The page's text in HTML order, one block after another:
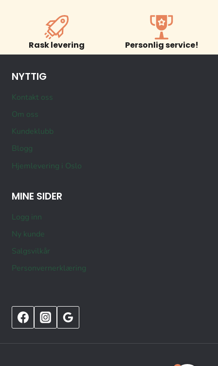
Rask levering Personlig service!
NYTTIG
Kontakt oss
Om oss
Kundeklubb
Blogg
Hjemlevering i Oslo
MINE SIDER
Logg inn
Ny kunde
Salgsvilkår
Personvernerklæring